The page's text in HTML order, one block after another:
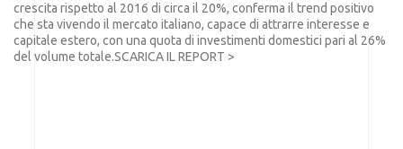
crescita rispetto al 2016 di circa il 20%, conferma il trend positivo
che sta vivendo il mercato italiano, capace di attrarre interesse e
capitale estero, con una quota di investimenti domestici pari al 26%
del volume totale.SCARICA IL REPORT >